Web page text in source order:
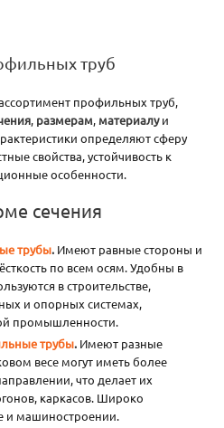
труб
профильных труб,
, размерам, материалуи
определяют сферу
свойства, устойчивость к
особенности.
сечения
трубы. Имеют равные стороны и
по всем осям. Удобны в
в строительстве,
и опорных системах,
промышленности.
трубы. Имеют разные
весе могут иметь более
что делает их
каркасов. Широко
и машиностроении.